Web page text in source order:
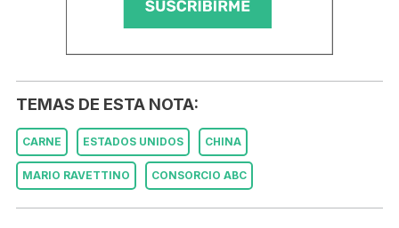
TEMAS DE ESTA NOTA:
CARNE ESTADOS UNIDOS CHINA
MARIO RAVETTINO CONSORCIO ABC